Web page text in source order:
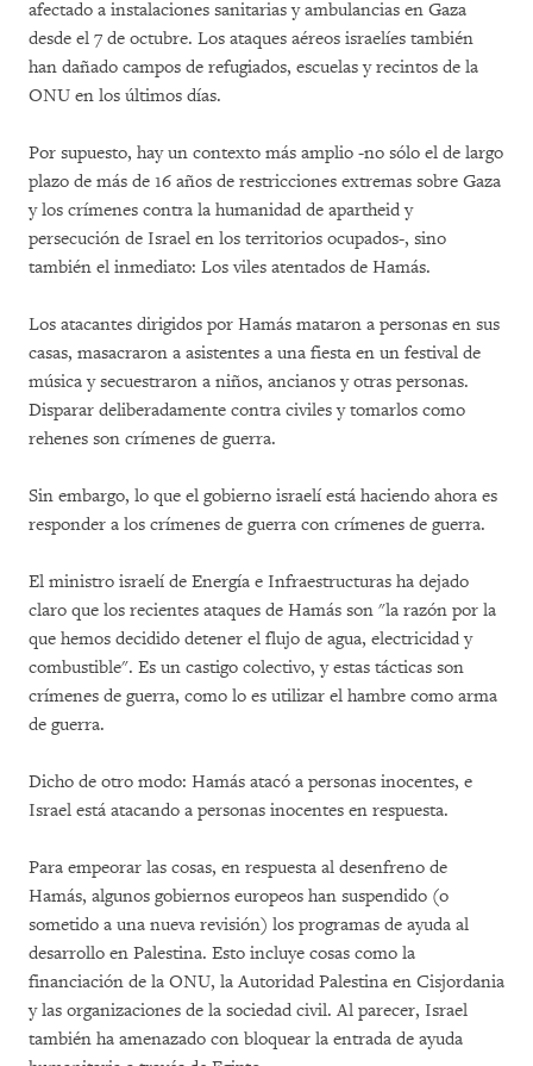
afectado a instalaciones sanitarias y ambulancias en Gaza
desde el 7 de octubre. Los ataques aéreos israelíes también
han dañado campos de refugiados, escuelas y recintos de la
ONU en los últimos días.
Por supuesto, hay un contexto más amplio -no sólo el de largo
plazo de más de 16 años de restricciones extremas sobre Gaza
y los crímenes contra la humanidad de apartheid y
persecución de Israel en los territorios ocupados-, sino
también el inmediato: Los viles atentados de Hamás.
Los atacantes dirigidos por Hamás mataron a personas en sus
casas, masacraron a asistentes a una fiesta en un festival de
música y secuestraron a niños, ancianos y otras personas.
Disparar deliberadamente contra civiles y tomarlos como
rehenes son crímenes de guerra.
Sin embargo, lo que el gobierno israelí está haciendo ahora es
responder a los crímenes de guerra con crímenes de guerra.
El ministro israelí de Energía e Infraestructuras ha dejado
claro que los recientes ataques de Hamás son "la razón por la
que hemos decidido detener el flujo de agua, electricidad y
combustible". Es un castigo colectivo, y estas tácticas son
crímenes de guerra, como lo es utilizar el hambre como arma
de guerra.
Dicho de otro modo: Hamás atacó a personas inocentes, e
Israel está atacando a personas inocentes en respuesta.
Para empeorar las cosas, en respuesta al desenfreno de
Hamás, algunos gobiernos europeos han suspendido (o
sometido a una nueva revisión) los programas de ayuda al
desarrollo en Palestina. Esto incluye cosas como la
financiación de la ONU, la Autoridad Palestina en Cisjordania
y las organizaciones de la sociedad civil. Al parecer, Israel
también ha amenazado con bloquear la entrada de ayuda